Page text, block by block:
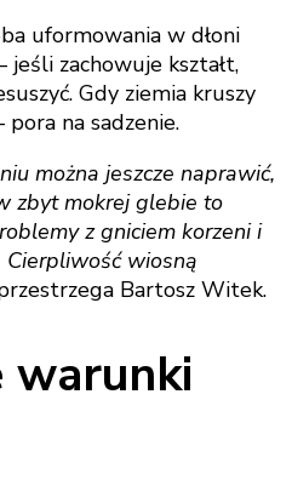
uformowania w dłoni
jeśli zachowuje kształt,
Gdy ziemia kruszy
na sadzenie.
można jeszcze naprawić,
zbyt mokrej glebie to
z gniciem korzeni i
wiosną
Bartosz Witek.
warunki